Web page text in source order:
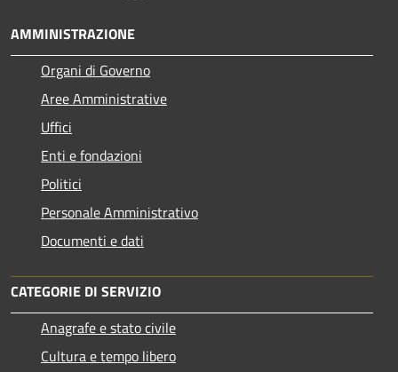
AMMINISTRAZIONE
Organi di Governo
Aree Amministrative
Uffici
Enti e fondazioni
Politici
Personale Amministrativo
Documenti e dati
CATEGORIE DI SERVIZIO
Anagrafe e stato civile
Cultura e tempo libero